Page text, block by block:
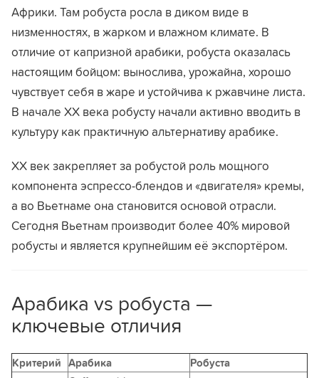
Африки. Там робуста росла в диком виде в
низменностях, в жарком и влажном климате. В
отличие от капризной арабики, робуста оказалась
настоящим бойцом: вынослива, урожайна, хорошо
чувствует себя в жаре и устойчива к ржавчине листа.
В начале XX века робусту начали активно вводить в
культуру как практичную альтернативу арабике.
XX век закрепляет за робустой роль мощного
компонента эспрессо-блендов и «двигателя» кремы,
а во Вьетнаме она становится основой отрасли.
Сегодня Вьетнам производит более 40% мировой
робусты и является крупнейшим её экспортёром.
Арабика vs робуста —
ключевые отличия
Критерий Арабика
Робуста